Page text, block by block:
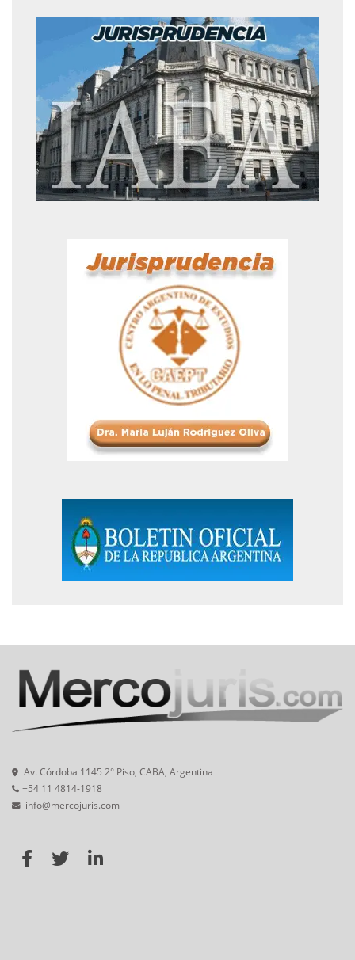
Av. Córdoba 1145 2° Piso, CABA, Argentina
+54 11 4814-1918
info@mercojuris.com